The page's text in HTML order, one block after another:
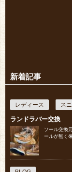
新着記事
レディース ス
ランドラバー交換
ソール交換
ールが無く